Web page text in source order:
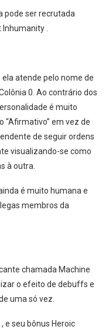
pode ser recrutada
Inhumanity .
atende pelo nome de
0. Ao contrário dos
é muito
“Afirmativo” em vez de
de seguir ordens
visualizando-se como
à outra.
é muito humana e
membros da
chamada Machine
o efeito de debuffs e
uma só vez.
e seu bônus Heroic